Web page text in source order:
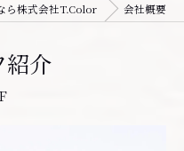
ら株式会社T.Color 会社概要
紹介